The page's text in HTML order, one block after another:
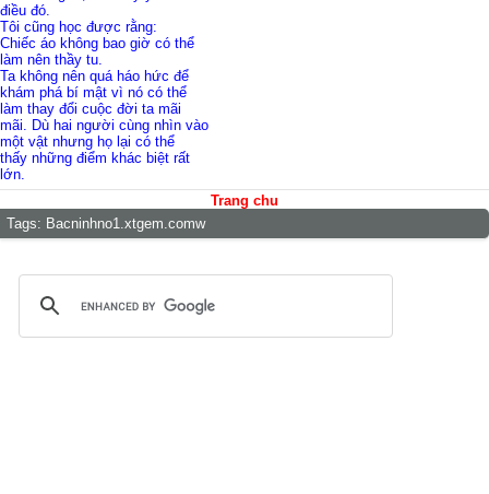
điều đó.
Tôi cũng học được rằng:
Chiếc áo không bao giờ có thể
làm nên thầy tu.
Ta không nên quá háo hức để
khám phá bí mật vì nó có thể
làm thay đổi cuộc đời ta mãi
mãi. Dù hai người cùng nhìn vào
một vật nhưng họ lại có thể
thấy những điểm khác biệt rất
lớn.
Trang chu
Tags: Bacninhno1.xtgem.comw